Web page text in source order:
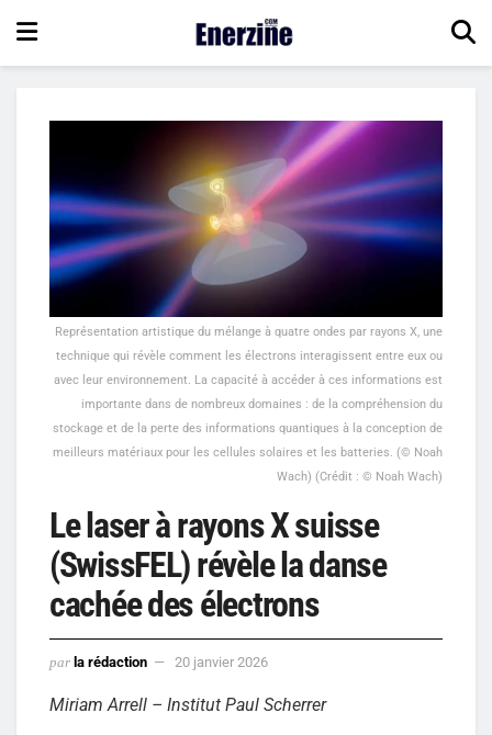
Représentation artistique du mélange à quatre ondes par rayons X, une
technique qui révèle comment les électrons interagissent entre eux ou
avec leur environnement. La capacité à accéder à ces informations est
importante dans de nombreux domaines : de la compréhension du
stockage et de la perte des informations quantiques à la conception de
meilleurs matériaux pour les cellules solaires et les batteries. (© Noah
Wach) (Crédit : © Noah Wach)
Le laser à rayons X suisse
(SwissFEL) révèle la danse
cachée des électrons
par la rédaction 20 janvier 2026
Miriam Arrell – Institut Paul Scherrer